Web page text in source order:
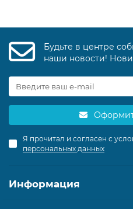
Будьте в центре
наши новости!
Я прочитал и согласен с
персональных данных
Информация